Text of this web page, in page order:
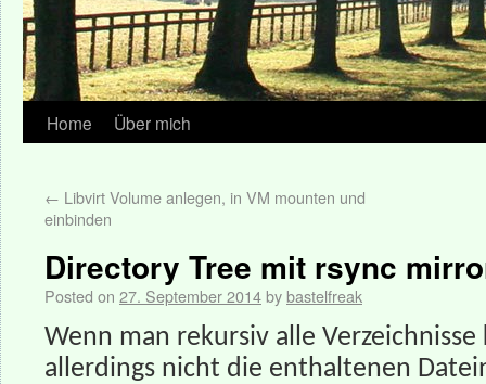
Home Über mich
← Libvirt Volume anlegen, in VM mounten und
einbinden
Directory Tree mit rsync
Posted on 27. September 2014bybastelfreak
Wenn man rekursiv alle
allerdings nicht die enthaltenen